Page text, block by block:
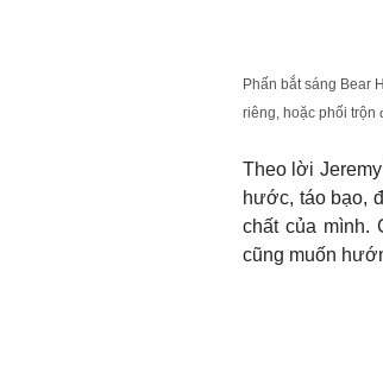
Phấn bắt sáng Bear
riêng, hoặc phối trộn
Theo lời
hước, táo bạo,
chất của mình.
cũng muốn